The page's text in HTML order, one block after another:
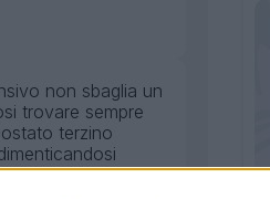
non sbaglia un
trovare sempre
terzino
del pareggio.